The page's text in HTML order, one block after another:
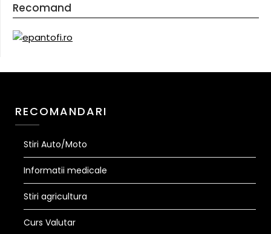
Recomand
RECOMANDARI
Stiri Auto/Moto
Informatii medicale
Stiri agricultura
Curs Valutar